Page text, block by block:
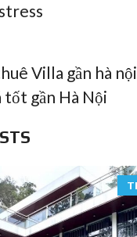
Villa gần hà
tốt gần Hà Nội